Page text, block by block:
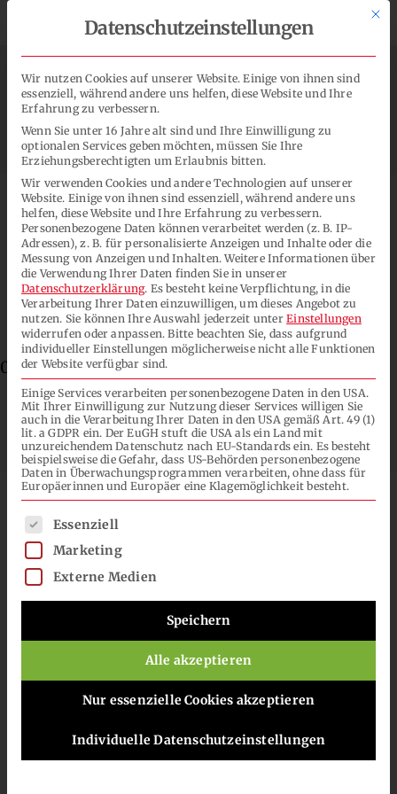
springen
Spendenprojekte für Soziales & Umwelt
Lacksysteme
Anwendungen
Unternehmen
Kontakt
SUCHE
NACH:
DE
Datenbank für Konformitäten
in der Lackindustrie
04.01.2022
Mit
Datenschutzeinstellungen
Wir nutzen Cookies auf unserer Website. Einige von ihnen sind
essenziell, während andere uns helfen, diese Website und Ihre
Erfahrung zu verbessern.
Wenn Sie unter 16 Jahre alt sind und Ihre Einwilligung zu
optionalen Services geben möchten, müssen Sie Ihre
Erziehungsberechtigten um Erlaubnis bitten.
Wir verwenden Cookies und andere Technologien auf unserer
Website. Einige von ihnen sind essenziell, während andere uns
helfen, diese Website und Ihre Erfahrung zu verbessern.
Personenbezogene Daten können verarbeitet werden (z. B. IP-
Adressen), z. B. für personalisierte Anzeigen und Inhalte oder die
Messung von Anzeigen und Inhalten. Weitere Informationen über
die Verwendung Ihrer Daten finden Sie in unserer
Datenschutzerklärung. Es besteht keine Verpflichtung, in die
Verarbeitung Ihrer Daten einzuwilligen, um dieses Angebot zu
nutzen. Sie können Ihre Auswahl jederzeit unterEinstellungen
widerrufen oder anpassen. Bitte beachten Sie, dass aufgrund
individueller Einstellungen möglicherweise nicht alle Funktionen
der Website verfügbar sind.
Einige Services verarbeiten personenbezogene Daten in den USA.
Mit Ihrer Einwilligung zur Nutzung dieser Services willigen Sie
auch in die Verarbeitung Ihrer Daten in den USA gemäß Art. 49 (1)
lit. a GDPR ein. Der EuGH stuft die USA als ein Land mit
unzureichendem Datenschutz nach EU-Standards ein. Es besteht
beispielsweise die Gefahr, dass US-Behörden personenbezogene
Daten in Überwachungsprogrammen verarbeiten, ohne dass für
Europäerinnen und Europäer eine Klagemöglichkeit besteht.
Es folgt eine Liste der Service-Gruppen, für die eine
Essenziell
Marketing
Externe Medien
Speichern
Alle akzeptieren
Nur essenzielle Cookies akzeptieren
Individuelle Datenschutzeinstellungen